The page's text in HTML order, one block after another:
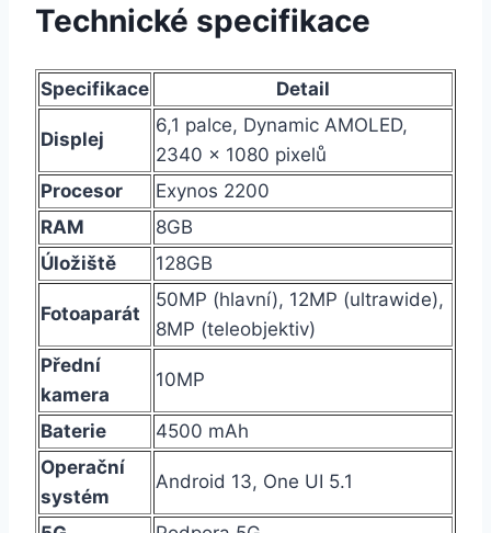
Technické specifikace
Specifikace Detail
Displej
6,1 palce, Dynamic AMOLED,
2340 x 1080 pixelů
Procesor
Exynos 2200
RAM
8GB
Úložiště
128GB
Fotoaparát
50MP (hlavní), 12MP (ultrawide),
8MP (teleobjektiv)
Přední
kamera
10MP
Baterie
4500 mAh
Operační
systém
Android 13, One UI 5.1